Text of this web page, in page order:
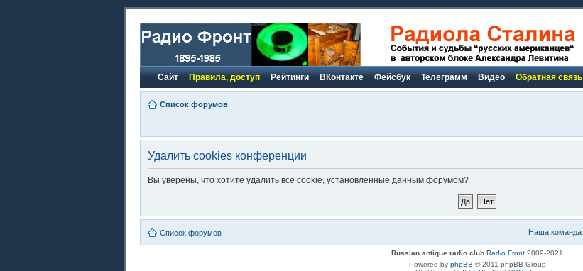
Сайт Правила, доступ Рейтинги ВКонтакте Фейсбук Телеграмм Видео Обратная связь
Список форумов
Удалить cookies конференции
Вы уверены, что хотите удалить все cookie, установленные данным форумом?
Список форумов Наша команда
Russian antique radio club Radio Front 2009-2021
Powered by phpBB © 2011 phpBB Group